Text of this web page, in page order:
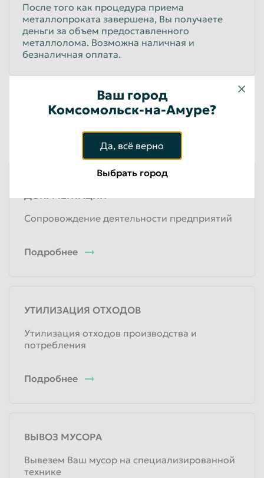
После того как процедура приема
металлопроката завершена, Вы получаете
деньги за объем предоставленного
металлолома. Возможна наличная и
безналичная оплата.
Подробнее об услугах
ЕСЛИ У ВАС БОЛЬШОЙ ОБЪЕМ МЕТАЛЛОПРОКАТА
ИЛИ ВЫ ЮРИДИЧЕСКОЕ ЛИЦО, ВАМ МОГУТ
Сопровождение деятельности предприятий
Подробнее
УТИЛИЗАЦИЯ ОТХОДОВ
Утилизация отходов производства и
потребления
Подробнее
ВЫВОЗ МУСОРА
Вывезем Ваш мусор на специализированной
технике
Ваш город
Комсомольск-на-Амуре?
Да, всё верно
Выбрать город